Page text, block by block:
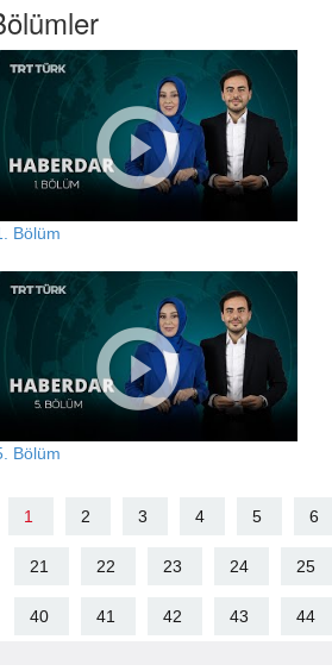
Bölüm
Bölüm
1 2 3 4 5 6
21 22 23 24 25
40 41 42 43 44